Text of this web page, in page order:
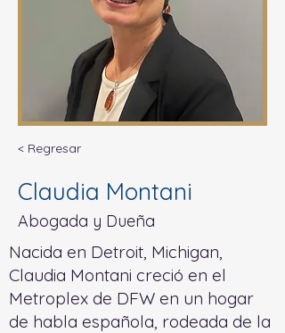
< Regresar
Claudia Montani
Abogada y Dueña
Nacida en Detroit, Michigan,
Claudia Montani creció en el
Metroplex de DFW en un hogar
de habla española, rodeada de la